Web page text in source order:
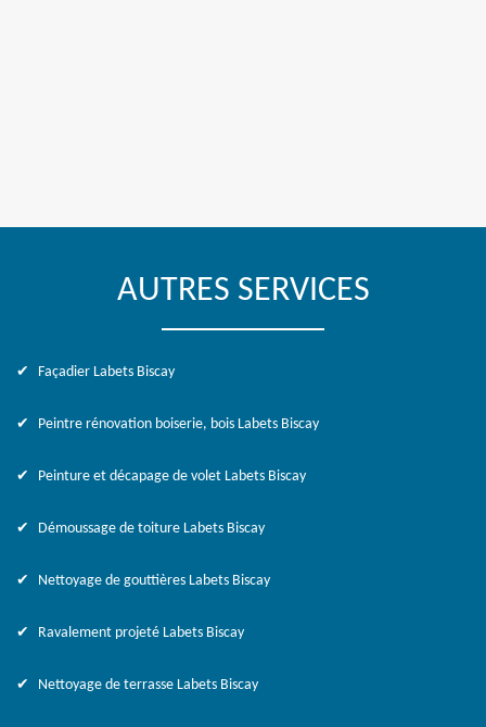
AUTRES SERVICES
Façadier Labets Biscay
Peintre rénovation boiserie, bois Labets Biscay
Peinture et décapage de volet Labets Biscay
Démoussage de toiture Labets Biscay
Nettoyage de gouttières Labets Biscay
Ravalement projeté Labets Biscay
Nettoyage de terrasse Labets Biscay